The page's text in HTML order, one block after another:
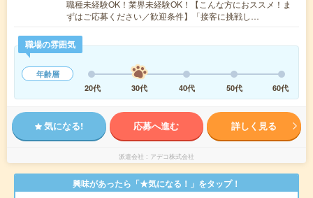
職種未経験OK！業界未経験OK！【こんな方におススメ！ま
ずはご応募ください／歓迎条件】「接客に挑戦し…
職場の雰囲気
年齢層
20代
30代 40代 50代 60代
気になる! 応募へ進む 詳しく見る
派遣会社 アデコ株式会社
興味があったら「★気になる！」をタップ！